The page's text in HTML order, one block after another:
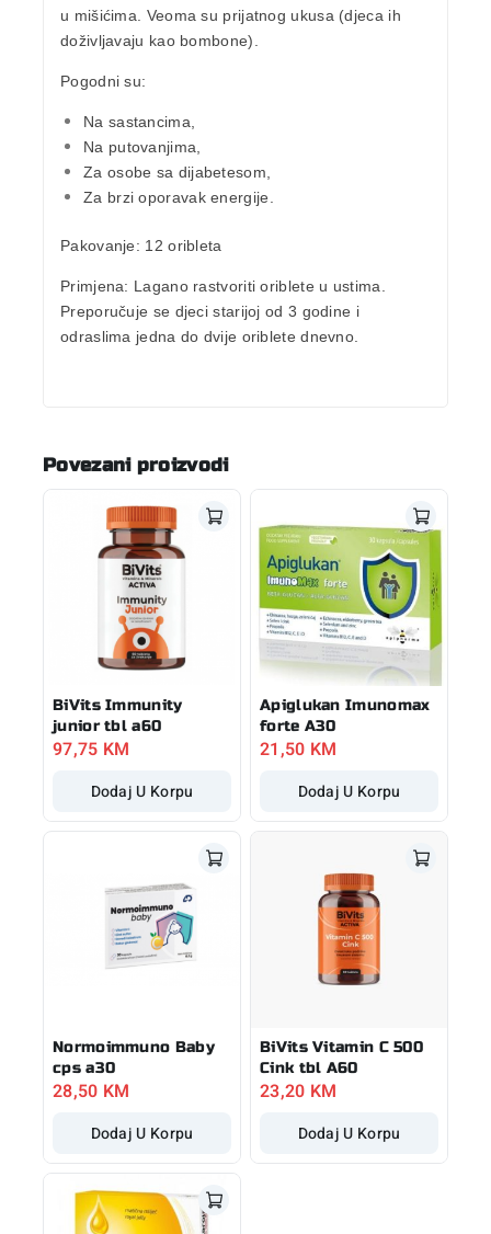
u mišićima. Veoma su prijatnog ukusa (djeca ih
doživljavaju kao bombone).
Pogodni su:
Na sastancima,
Na putovanjima,
Za osobe sa dijabetesom,
Za brzi oporavak energije.
Pakovanje: 12 oribleta
Primjena: Lagano rastvoriti oriblete u ustima.
Preporučuje se djeci starijoj od 3 godine i
odraslima jedna do dvije oriblete dnevno.
Povezani proizvodi
BiVits Immunity
junior tbl a60
97,75 KM
Dodaj U Korpu
Apiglukan Imunomax
forte A30
21,50 KM
Dodaj U Korpu
Normoimmuno Baby
cps a30
28,50 KM
Dodaj U Korpu
BiVits Vitamin C 500
Cink tbl A60
23,20 KM
Dodaj U Korpu